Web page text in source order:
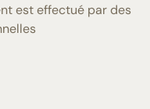
est effectué par des